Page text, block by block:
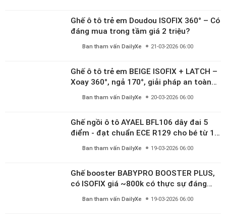
Ghế ô tô trẻ em Doudou ISOFIX 360° – Có
đáng mua trong tầm giá 2 triệu?
Ban tham vấn DailyXe 21-03-2026 06:00
Ghế ô tô trẻ em BEIGE ISOFIX + LATCH –
Xoay 360°, ngả 170°, giải pháp an toàn
linh hoạt cho bé 0–10 tuổi
Ban tham vấn DailyXe 20-03-2026 06:00
Ghế ngồi ô tô AYAEL BFL106 dây đai 5
điểm - đạt chuẩn ECE R129 cho bé từ 1–
Ban tham vấn DailyXe 19-03-2026 06:00
Ghế booster BABYPRO BOOSTER PLUS,
có ISOFIX giá ~800k có thực sự đáng
Ban tham vấn DailyXe 19-03-2026 06:00